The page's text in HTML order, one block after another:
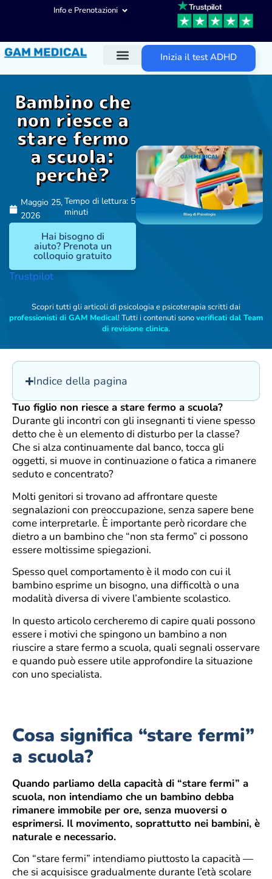
Info e Prenotazioni
Inizia il test ADHD
Bambino che
non riesce a
stare fermo
a scuola:
perchè?
Maggio 25,
2026
Tempo di lettura: 5
minuti
Hai bisogno di
aiuto? Prenota un
colloquio gratuito
Trustpilot
Scopri tutti gli articoli di psicologia e psicoterapia scritti dai
professionisti di GAM Medical! Tutti i contenuti sonoverificati dal Team
di revisione clinica.
Indice della pagina
Tuo figlio non riesce a stare fermo a scuola?
Durante gli incontri con gli insegnanti ti viene spesso
detto che è un elemento di disturbo per la classe?
Che si alza continuamente dal banco, tocca gli
oggetti, si muove in continuazione o fatica a rimanere
seduto e concentrato?
Molti genitori si trovano ad affrontare queste
segnalazioni con preoccupazione, senza sapere bene
come interpretarle. È importante però ricordare che
dietro a un bambino che “non sta fermo” ci possono
essere moltissime spiegazioni.
Spesso quel comportamento è il modo con cui il
bambino esprime un bisogno, una difficoltà o una
modalità diversa di vivere l’ambiente scolastico.
In questo articolo cercheremo di capire quali possono
essere i motivi che spingono un bambino a non
riuscire a stare fermo a scuola, quali segnali osservare
e quando può essere utile approfondire la situazione
con uno specialista.
Cosa significa “stare fermi”
a scuola?
Quando parliamo della capacità di “stare fermi” a
scuola, non intendiamo che un bambino debba
rimanere immobile per ore, senza muoversi o
esprimersi. Il movimento, soprattutto nei bambini, è
naturale e necessario.
Con “stare fermi” intendiamo piuttosto la capacità —
che si acquisisce gradualmente durante l’età scolare